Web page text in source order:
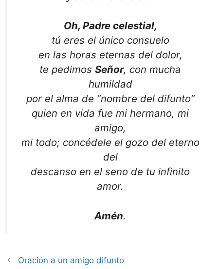
Oh, Padre celestial,
tú eres el único consuelo
en las horas eternas del dolor,
te pedimos Señor, con mucha
humildad
por el alma de “nombre del difunto”
quien en vida fue mi hermano, mi
amigo,
mi todo; concédele el gozo del eterno
del
descanso en el seno de tu infinito
amor.
Amén.
Oración a un amigo difunto